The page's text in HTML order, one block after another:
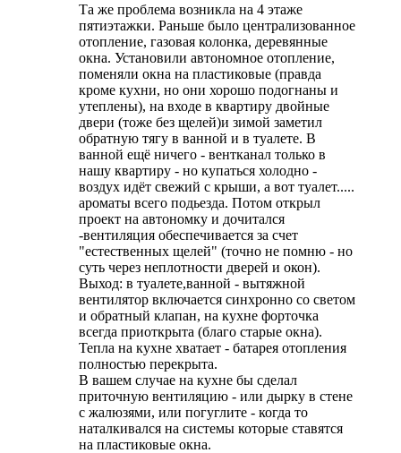
Та же проблема возникла на 4 этаже
пятиэтажки. Раньше было централизованное
отопление, газовая колонка, деревянные
окна. Установили автономное отопление,
поменяли окна на пластиковые (правда
кроме кухни, но они хорошо подогнаны и
утеплены), на входе в квартиру двойные
двери (тоже без щелей)и зимой заметил
обратную тягу в ванной и в туалете. В
ванной ещё ничего - вентканал только в
нашу квартиру - но купаться холодно -
воздух идёт свежий с крыши, а вот туалет.....
ароматы всего подьезда. Потом открыл
проект на автономку и дочитался
-вентиляция обеспечивается за счет
"естественных щелей" (точно не помню - но
суть через неплотности дверей и окон).
Выход: в туалете,ванной - вытяжной
вентилятор включается синхронно со светом
и обратный клапан, на кухне форточка
всегда приоткрыта (благо старые окна).
Тепла на кухне хватает - батарея отопления
полностью перекрыта.
В вашем случае на кухне бы сделал
приточную вентиляцию - или дырку в стене
с жалюзями, или погуглите - когда то
наталкивался на системы которые ставятся
на пластиковые окна.